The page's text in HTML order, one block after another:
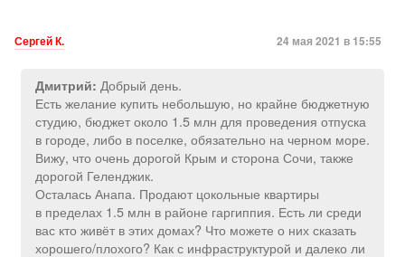
Сергей К. 24 мая 2021 в 15:55
Дмитрий: Добрый день.
Есть желание купить небольшую, но крайне бюджетную
студию, бюджет около 1.5 млн для проведения отпуска
в городе, либо в поселке, обязательно на черном море.
Вижу, что очень дорогой Крым и сторона Сочи, также
дорогой Геленджик.
Осталась Анапа. Продают цокольные квартиры
в пределах 1.5 млн в районе гаргиппия. Есть ли среди
вас кто живёт в этих домах? Что можете о них сказать
хорошего/плохого? Как с инфраструктурой и далеко ли